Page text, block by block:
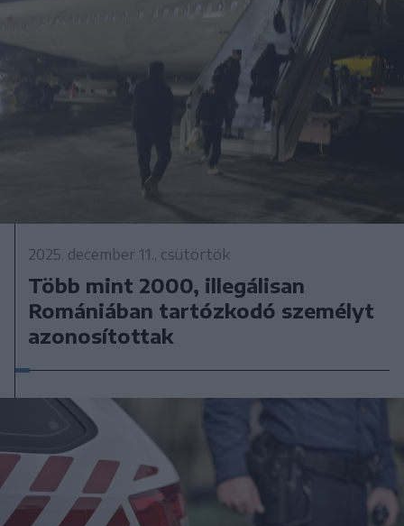
2025. december 11., csütörtök
Több mint 2000, illegálisan
Romániában tartózkodó személyt
azonosítottak